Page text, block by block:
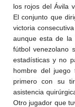
los rojos del Ávila
El conjunto que
victoria
aunque esta de la
fútbol venezolano
estadísticas y no
hombre del juego
primero con su
asistencia
Otro jugador que